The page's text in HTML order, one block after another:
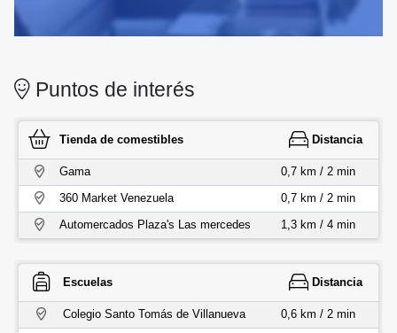
Puntos de interés
Tienda de comestibles Distancia
Gama
0,7 km / 2 min
360 Market Venezuela
0,7 km / 2 min
Automercados Plaza's Las mercedes
1,3 km / 4 min
Escuelas Distancia
Colegio Santo Tomás de Villanueva
0,6 km / 2 min